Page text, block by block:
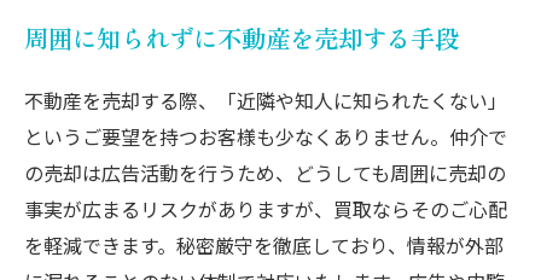
周囲に知られずに不動産を売却する手段
不動産を売却する際、「近隣や知人に知られたくない」
というご要望を持つお客様も少なくありません。仲介で
の売却は広告活動を行うため、どうしても周囲に売却の
事実が広まるリスクがありますが、買取ならそのご心配
を軽減できます。秘密厳守を徹底しており、情報が外部